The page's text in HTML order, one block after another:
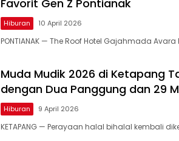
Favorit Gen Z Pontianak
Hiburan 10 April 2026
PONTIANAK — The Roof Hotel Gajahmada Avara
Muda Mudik 2026 di Ketapang
dengan Dua Panggung dan 29
Hiburan 9 April 2026
KETAPANG — Perayaan halal bihalal kembali